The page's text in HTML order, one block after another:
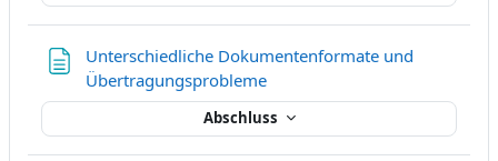
Unterschiedliche Dokumentenformate und
ÜbertragungsproblemeTextseite
Abschluss